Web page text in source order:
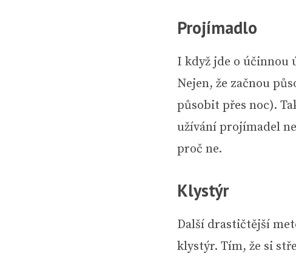
Projímadlo
I když jde o účinnou
Nejen, že začnou
působit přes noc).
užívání projímadel
proč ne.
Klystýr
Další drastičtější
klystýr. Tím, že si